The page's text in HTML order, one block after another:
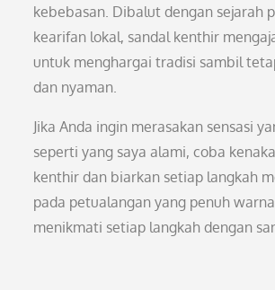
kebebasan. Dibalut dengan sejarah
kearifan lokal, sandal kenthir
untuk menghargai tradisi sambil
dan nyaman.
Jika Anda ingin merasakan sensasi
seperti yang saya alami, coba
kenthir dan biarkan setiap langkah
pada petualangan yang penuh
menikmati setiap langkah dengan